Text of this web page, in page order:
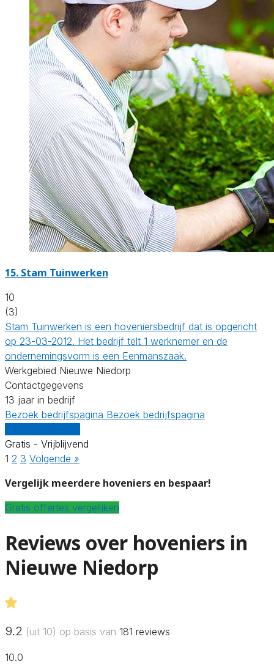
15. Stam Tuinwerken
10
(3)
Stam Tuinwerken is een hoveniersbedrijf dat is opgericht
op 23-03-2012. Het bedrijf telt 1 werknemer en de
ondernemingsvorm is een Eenmanszaak.
Werkgebied Nieuwe Niedorp
Contactgegevens
13 jaar in bedrijf
Bezoek bedrijfspagina Bezoek bedrijfspagina
Gratis - Vrijblijvend
1 2 3 Volgende »
Vergelijk meerdere hoveniers en bespaar!
Gratis offertes vergelijken
Reviews over hoveniers in
Nieuwe Niedorp
9.2 (uit 10) op basis van 181 reviews
10.0